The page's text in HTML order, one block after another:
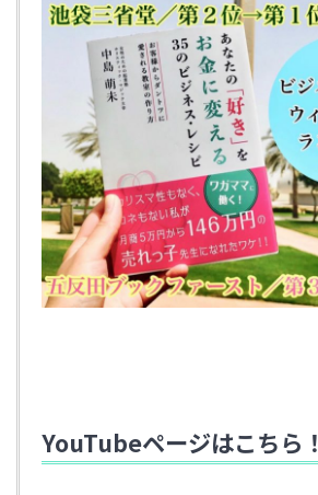
YouTubeページはこちら！